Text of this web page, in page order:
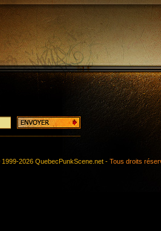
2026 QuebecPunkScene.net - Tous droits